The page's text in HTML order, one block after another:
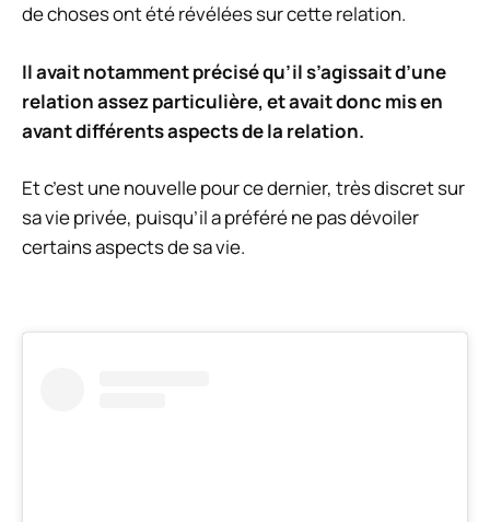
de choses ont été révélées sur cette relation.
Il avait notamment précisé qu’il s’agissait d’une
relation assez particulière, et avait donc mis en
avant différents aspects de la relation.
Et c’est une nouvelle pour ce dernier, très discret sur
sa vie privée, puisqu’il a préféré ne pas dévoiler
certains aspects de sa vie.